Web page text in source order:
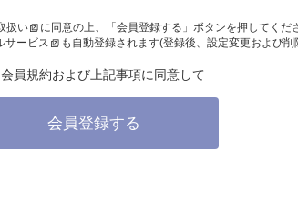
扱い
に同意の上、「会員登録する」ボタンを押してくだ
サービス も自動登録されます(登録後、設定変更および
会員規約および上記事項に同意して
会員登録する